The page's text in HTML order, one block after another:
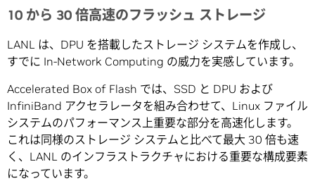
10 から 30 倍高速のフラッシュ ストレージ
LANL は、DPU を搭載したストレージ システムを作成し、
すでに In-Network Computing の威力を実感しています。
Accelerated Box of Flash では、SSD と DPU および
InfiniBand アクセラレータを組み合わせて、Linux ファイル
システムのパフォーマンス上重要な部分を高速化します。
これは同様のストレージ システムと比べて最大 30 倍も速
く、LANL のインフラストラクチャにおける重要な構成要素
になっています。